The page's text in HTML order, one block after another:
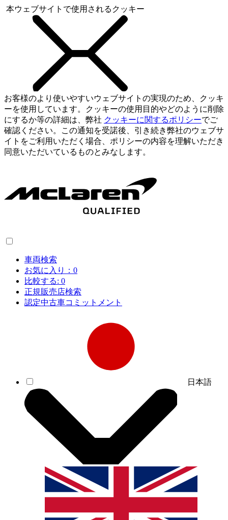
本ウェブサイトで使用されるクッキー
お客様のより使いやすいウェブサイトの実現のため、クッキ
ーを使用しています。クッキーの使用目的やどのように削除
にするか等の詳細は、弊社 クッキーに関するポリシーでご
確認ください。この通知を受諾後、引き続き弊社のウェブサ
イトをご利用いただく場合、ポリシーの内容を理解いただき
同意いただいているものとみなします。
車両検索
お気に入り： 0
比較する: 0
正規販売店検索
認定中古車コミットメント
日本語